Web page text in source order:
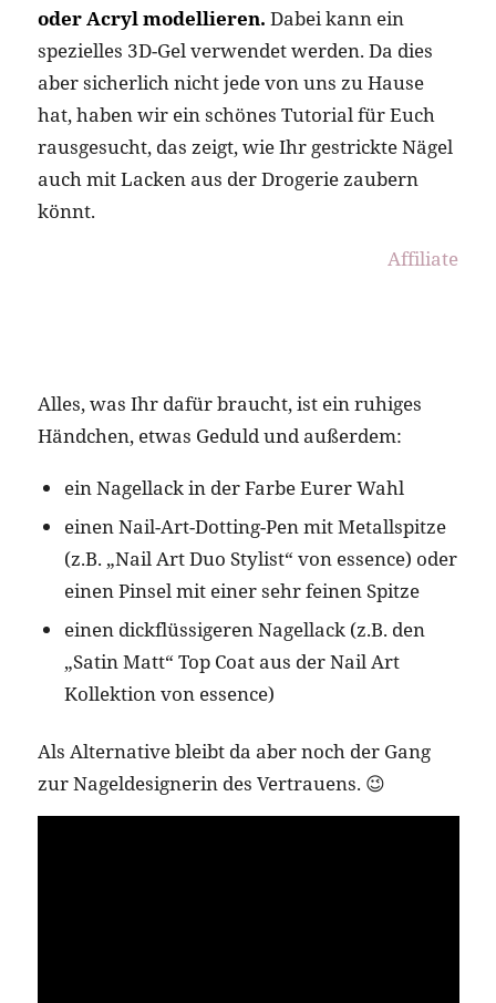
oder Acryl modellieren. Dabei kann ein
spezielles 3D-Gel verwendet werden. Da dies
aber sicherlich nicht jede von uns zu Hause
hat, haben wir ein schönes Tutorial für Euch
rausgesucht, das zeigt, wie Ihr gestrickte Nägel
auch mit Lacken aus der Drogerie zaubern
könnt.
Affiliate
Alles, was Ihr dafür braucht, ist ein ruhiges
Händchen, etwas Geduld und außerdem:
ein Nagellack in der Farbe Eurer Wahl
einen Nail-Art-Dotting-Pen mit Metallspitze
(z.B. „Nail Art Duo Stylist“ von essence) oder
einen Pinsel mit einer sehr feinen Spitze
einen dickflüssigeren Nagellack (z.B. den
„Satin Matt“ Top Coat aus der Nail Art
Kollektion von essence)
Als Alternative bleibt da aber noch der Gang
zur Nageldesignerin des Vertrauens. 😉